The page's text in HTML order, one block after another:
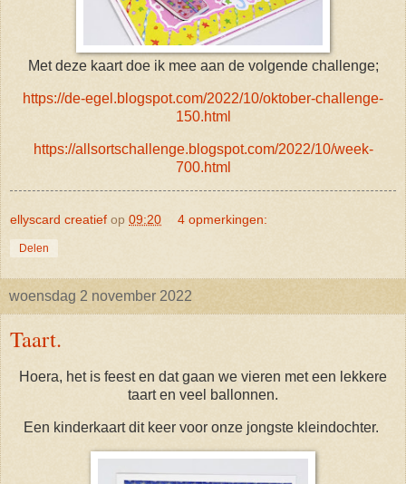
Met deze kaart doe ik mee aan de volgende challenge;
https://de-egel.blogspot.com/2022/10/oktober-challenge-
150.html
https://allsortschallenge.blogspot.com/2022/10/week-
700.html
ellyscard creatief op 09:20 4 opmerkingen:
Delen
woensdag 2 november 2022
Taart.
Hoera, het is feest en dat gaan we vieren met een lekkere
taart en veel ballonnen.
Een kinderkaart dit keer voor onze jongste kleindochter.